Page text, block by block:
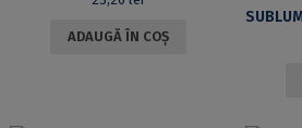
ADAUGĂ ÎN COȘ